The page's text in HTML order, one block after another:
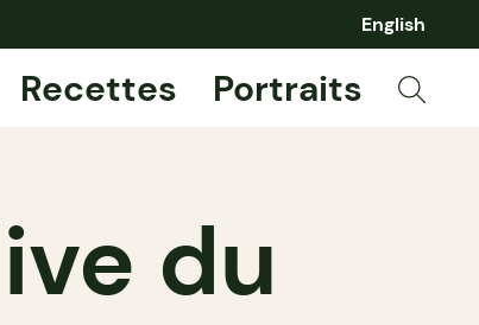
English
Recettes Portraits
du